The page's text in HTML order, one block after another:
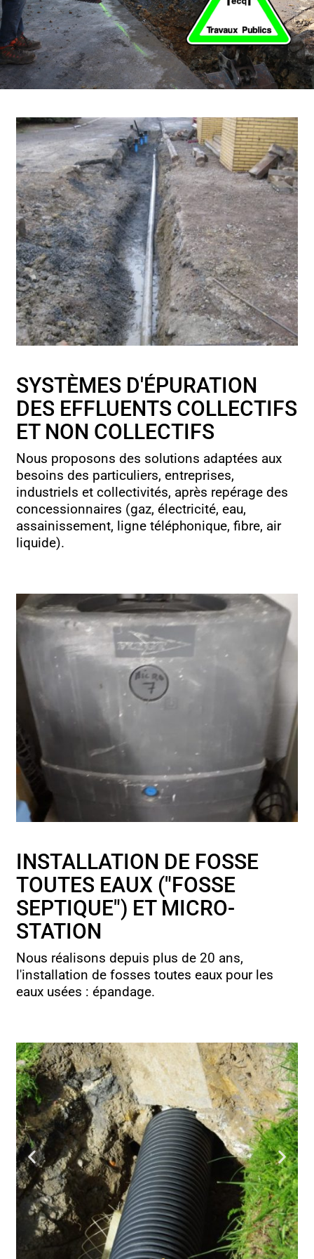
SYSTÈMES D'ÉPURATION
DES EFFLUENTS COLLECTIFS
ET NON COLLECTIFS
Nous proposons des solutions adaptées aux
besoins des particuliers, entreprises,
industriels et collectivités, après repérage des
concessionnaires (gaz, électricité, eau,
assainissement, ligne téléphonique, fibre, air
liquide).
INSTALLATION DE FOSSE
TOUTES EAUX ("FOSSE
SEPTIQUE") ET MICRO-
STATION
Nous réalisons depuis plus de 20 ans,
l'installation de fosses toutes eaux pour les
eaux usées : épandage.